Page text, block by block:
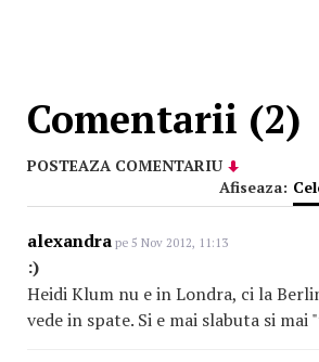
Comentarii (2)
POSTEAZA COMENTARIU
Afiseaza:
alexandra pe 5 Nov 2012, 11:13
:)
Heidi Klum nu e in Londra, ci la
vede in spate. Si e mai slabuta si mai